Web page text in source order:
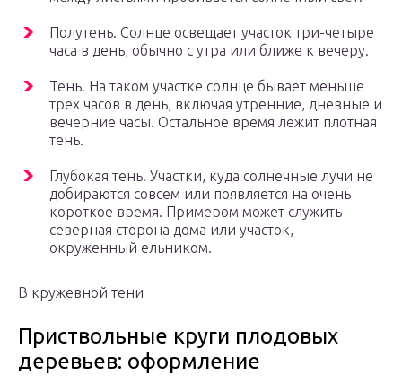
Полутень. Солнце освещает участок три-четыре
часа в день, обычно с утра или ближе к вечеру.
Тень. На таком участке солнце бывает меньше
трех часов в день, включая утренние, дневные и
вечерние часы. Остальное время лежит плотная
тень.
Глубокая тень. Участки, куда солнечные лучи не
добираются совсем или появляется на очень
короткое время. Примером может служить
северная сторона дома или участок,
окруженный ельником.
В кружевной тени
Приствольные круги плодовых
деревьев: оформление